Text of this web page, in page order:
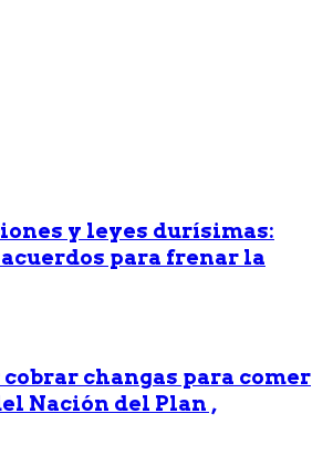
y leyes durísimas:
para frenar la
changas para comer
Nación del Plan ,